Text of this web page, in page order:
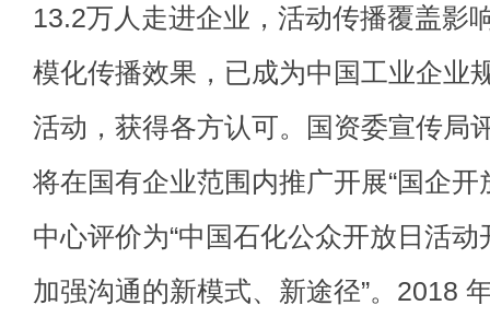
13.2万人走进企业，活动传播覆盖影
模化传播效果，已成为中国工业企业
活动，获得各方认可。国资委宣传局
将在国有企业范围内推广开展“国企开
中心评价为“中国石化公众开放日活
加强沟通的新模式、新途径”。2018